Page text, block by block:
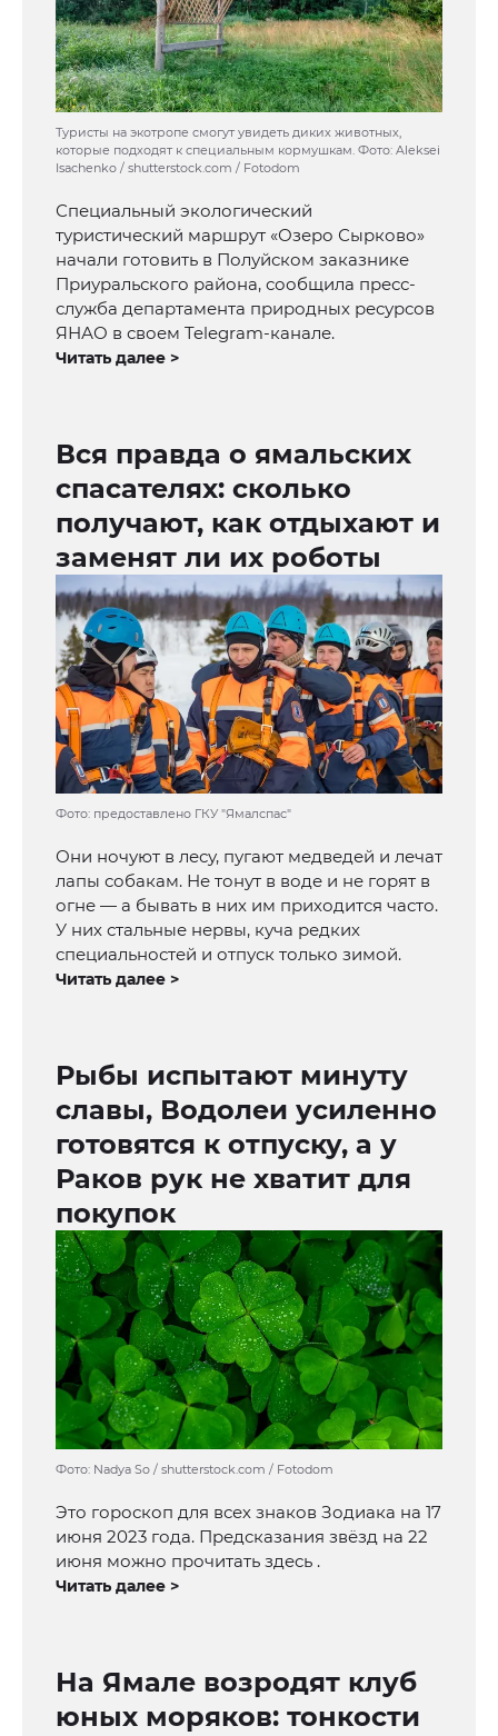
Туристы на экотропе смогут увидеть диких животных,
которые подходят к специальным кормушкам. Фото: Aleksei
Isachenko / shutterstock.com / Fotodom
Специальный экологический
туристический маршрут «Озеро Сырково»
начали готовить в Полуйском заказнике
Приуральского района, сообщила пресс-
служба департамента природных ресурсов
ЯНАО в своем Telegram-канале.
Читать далее >
Вся правда о ямальских
спасателях: сколько
получают, как отдыхают и
заменят ли их роботы
Фото: предоставлено ГКУ "Ямалспас"
Они ночуют в лесу, пугают медведей и лечат
лапы собакам. Не тонут в воде и не горят в
огне — а бывать в них им приходится часто.
У них стальные нервы, куча редких
специальностей и отпуск только зимой.
Читать далее >
Рыбы испытают минуту
славы, Водолеи усиленно
готовятся к отпуску, а у
Раков рук не хватит для
покупок
Фото: Nadya So / shutterstock.com / Fotodom
Это гороскоп для всех знаков Зодиака на 17
июня 2023 года. Предсказания звёзд на 22
июня можно прочитать здесь .
Читать далее >
На Ямале возродят клуб
юных моряков: тонкости